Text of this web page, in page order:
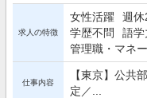
求人の特徴
女性活躍 週休
学歴不問
語学
管理職・マネ
仕事内容
【東京】公共
定／...